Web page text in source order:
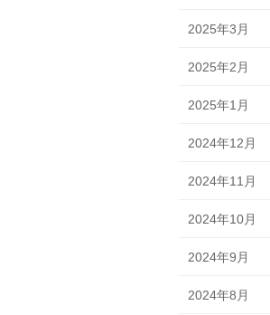
2025年3月
2025年2月
2025年1月
2024年12月
2024年11月
2024年10月
2024年9月
2024年8月